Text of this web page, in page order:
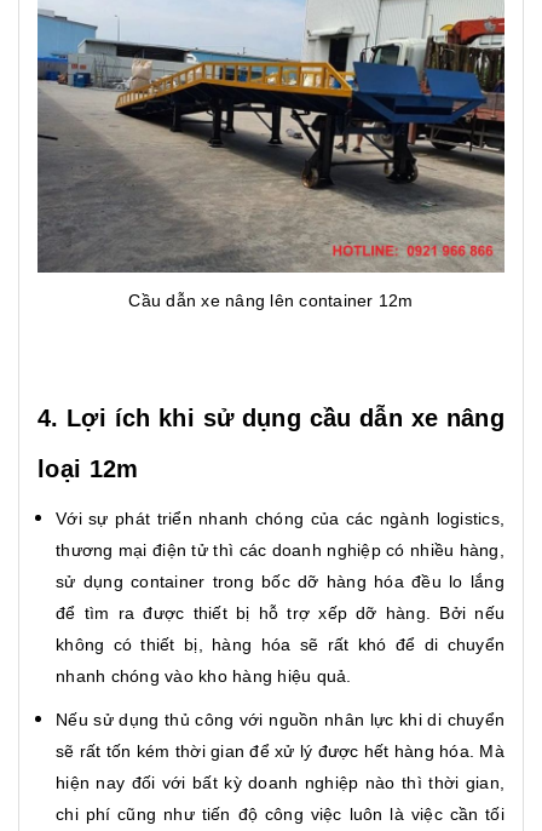
Cầu dẫn xe nâng lên container 12m
4. Lợi ích khi sử dụng cầu dẫn xe nâng
loại 12m
Với sự phát triển nhanh chóng của các ngành logistics,
thương mại điện tử thì các doanh nghiệp có nhiều hàng,
sử dụng container trong bốc dỡ hàng hóa đều lo lắng
để tìm ra được thiết bị hỗ trợ xếp dỡ hàng. Bởi nếu
không có thiết bị, hàng hóa sẽ rất khó để di chuyển
nhanh chóng vào kho hàng hiệu quả.
Nếu sử dụng thủ công với nguồn nhân lực khi di chuyển
sẽ rất tốn kém thời gian để xử lý được hết hàng hóa. Mà
hiện nay đối với bất kỳ doanh nghiệp nào thì thời gian,
chi phí cũng như tiến độ công việc luôn là việc cần tối